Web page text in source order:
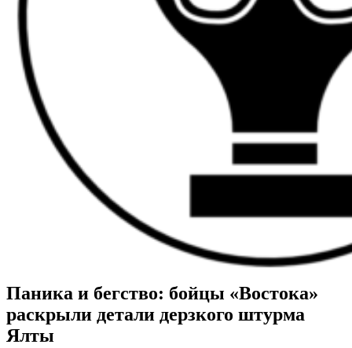
ВОЕННЫЕ СТРАНИЦЫ
СТАТЬИ ВОЕННОЙ ТЕМАТИКИ
Паника и бегство: бойцы «Востока»
раскрыли детали дерзкого штурма
Ялты